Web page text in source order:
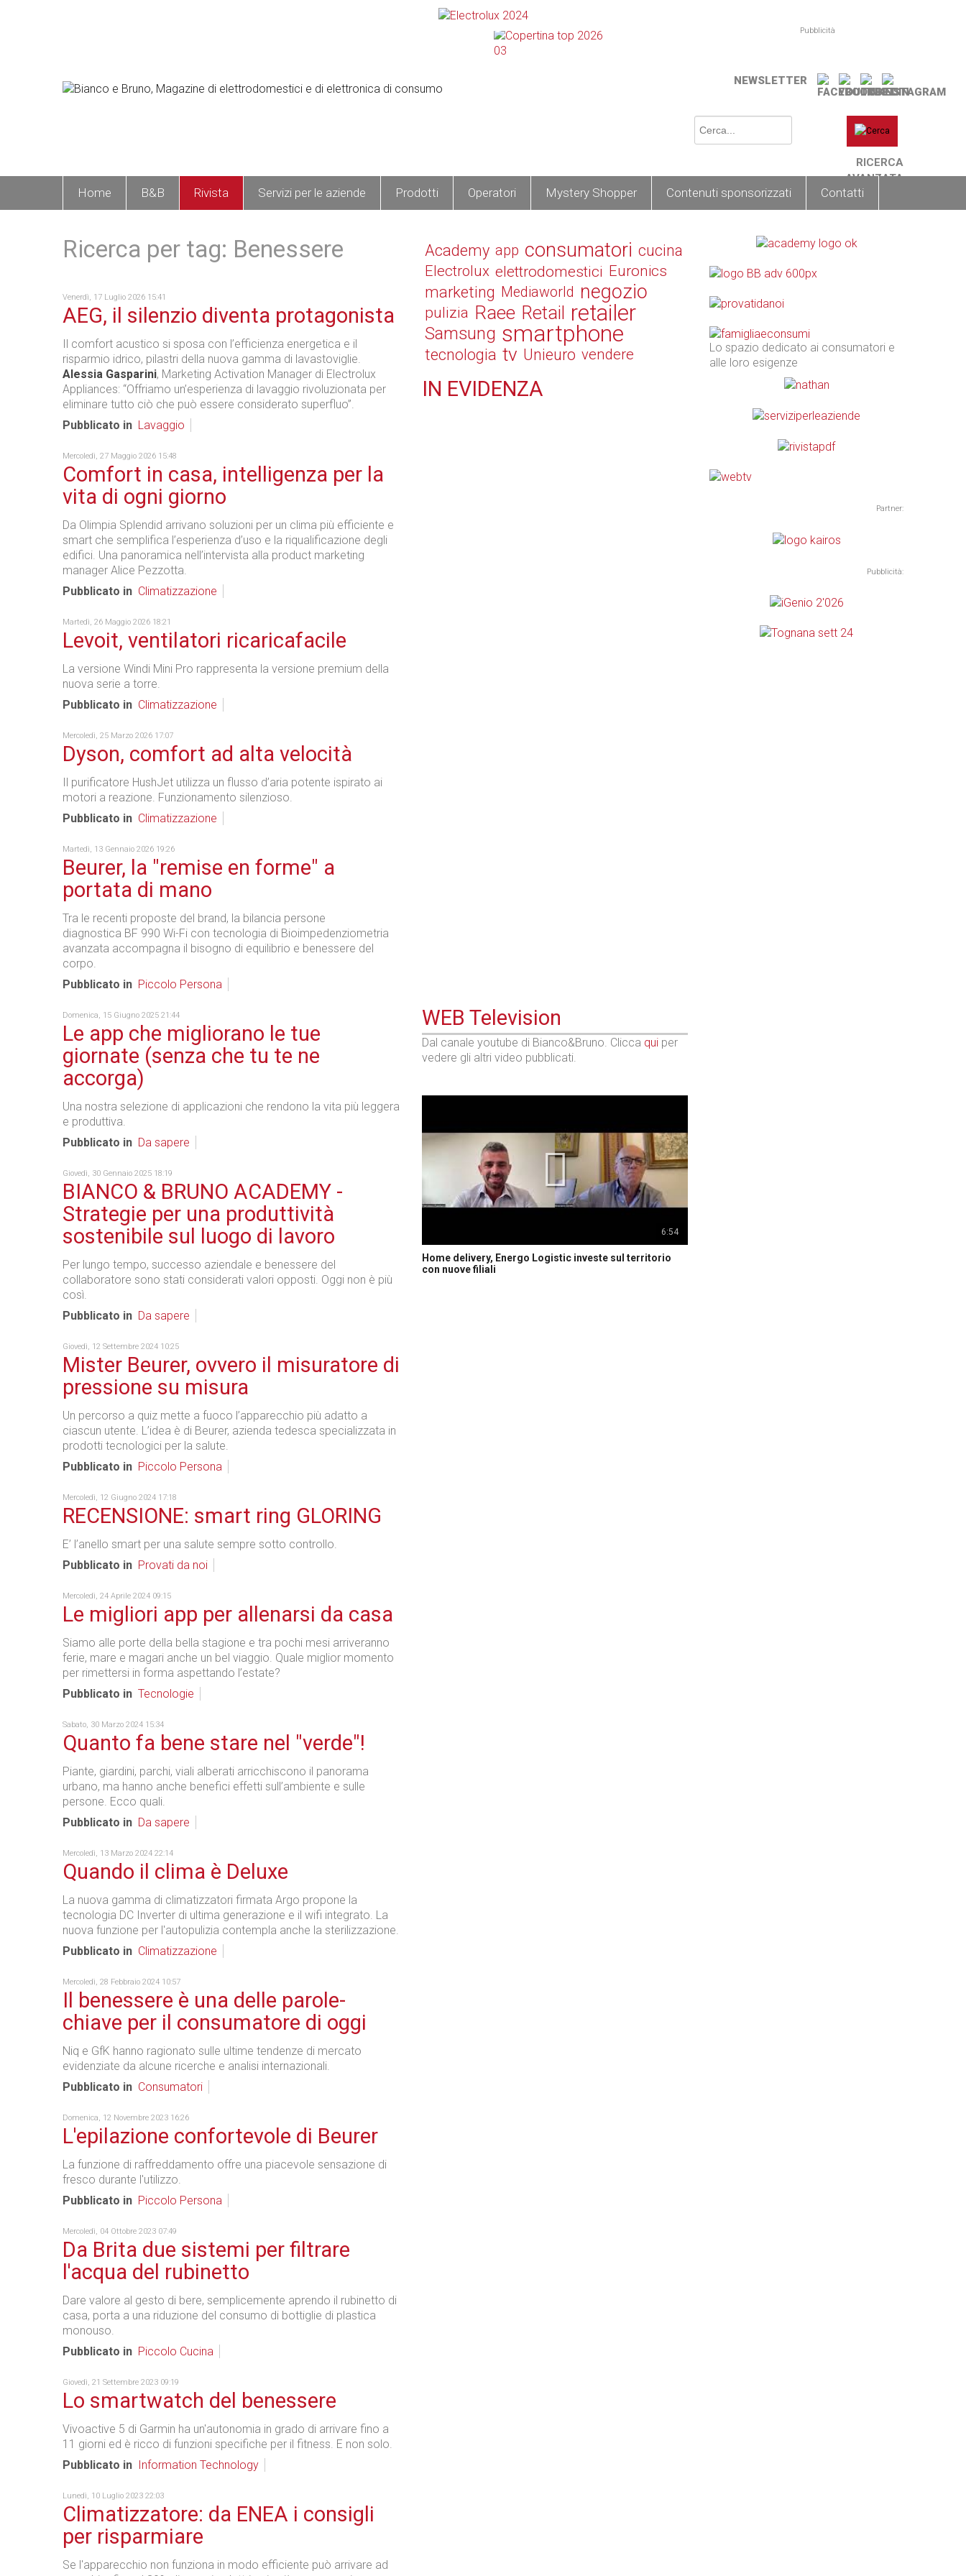
Pubblicità
NEWSLETTER
RICERCA
AVANZATA
Home B&B Rivista Servizi per le aziende Prodotti Operatori Mystery Shopper Contenuti sponsorizzati Contatti
Ricerca per tag: Benessere
Venerdì, 17 Luglio 2026 15:41
AEG, il silenzio diventa protagonista
Il comfort acustico si sposa con l’efficienza energetica e il
risparmio idrico, pilastri della nuova gamma di lavastoviglie.
Alessia Gasparini, Marketing Activation Manager di Electrolux
Appliances: “Offriamo un’esperienza di lavaggio rivoluzionata per
eliminare tutto ciò che può essere considerato superfluo”.
Pubblicato in Lavaggio
Mercoledì, 27 Maggio 2026 15:48
Comfort in casa, intelligenza per la
vita di ogni giorno
Da Olimpia Splendid arrivano soluzioni per un clima più efficiente e
smart che semplifica l’esperienza d’uso e la riqualificazione degli
edifici. Una panoramica nell’intervista alla product marketing
manager Alice Pezzotta.
Pubblicato in Climatizzazione
Martedì, 26 Maggio 2026 18:21
Levoit, ventilatori ricaricafacile
La versione Windi Mini Pro rappresenta la versione premium della
nuova serie a torre.
Pubblicato in Climatizzazione
Mercoledì, 25 Marzo 2026 17:07
Dyson, comfort ad alta velocità
Il purificatore HushJet utilizza un flusso d’aria potente ispirato ai
motori a reazione. Funzionamento silenzioso.
Pubblicato in Climatizzazione
Martedì, 13 Gennaio 2026 19:26
Beurer, la "remise en forme" a
portata di mano
Tra le recenti proposte del brand, la bilancia persone
diagnostica BF 990 Wi-Fi con tecnologia di Bioimpedenziometria
avanzata accompagna il bisogno di equilibrio e benessere del
corpo.
Pubblicato in Piccolo Persona
Domenica, 15 Giugno 2025 21:44
Le app che migliorano le tue
giornate (senza che tu te ne
accorga)
Una nostra selezione di applicazioni che rendono la vita più leggera
e produttiva.
Pubblicato in Da sapere
Giovedì, 30 Gennaio 2025 18:19
BIANCO & BRUNO ACADEMY -
Strategie per una produttività
sostenibile sul luogo di lavoro
Per lungo tempo, successo aziendale e benessere del
collaboratore sono stati considerati valori opposti. Oggi non è più
così.
Pubblicato in Da sapere
Giovedì, 12 Settembre 2024 10:25
Mister Beurer, ovvero il misuratore di
pressione su misura
Un percorso a quiz mette a fuoco l’apparecchio più adatto a
ciascun utente. L’idea è di Beurer, azienda tedesca specializzata in
prodotti tecnologici per la salute.
Pubblicato in Piccolo Persona
Mercoledì, 12 Giugno 2024 17:18
RECENSIONE: smart ring GLORING
E’ l’anello smart per una salute sempre sotto controllo.
Pubblicato in Provati da noi
Mercoledì, 24 Aprile 2024 09:15
Le migliori app per allenarsi da casa
Siamo alle porte della bella stagione e tra pochi mesi arriveranno
ferie, mare e magari anche un bel viaggio. Quale miglior momento
per rimettersi in forma aspettando l’estate?
Pubblicato in Tecnologie
Sabato, 30 Marzo 2024 15:34
Quanto fa bene stare nel "verde"!
Piante, giardini, parchi, viali alberati arricchiscono il panorama
urbano, ma hanno anche benefici effetti sull’ambiente e sulle
persone. Ecco quali.
Pubblicato in Da sapere
Mercoledì, 13 Marzo 2024 22:14
Quando il clima è Deluxe
La nuova gamma di climatizzatori firmata Argo propone la
tecnologia DC Inverter di ultima generazione e il wifi integrato. La
nuova funzione per l'autopulizia contempla anche la sterilizzazione.
Pubblicato in Climatizzazione
Mercoledì, 28 Febbraio 2024 10:57
Il benessere è una delle parole-
chiave per il consumatore di oggi
Niq e GfK hanno ragionato sulle ultime tendenze di mercato
evidenziate da alcune ricerche e analisi internazionali.
Pubblicato in Consumatori
Domenica, 12 Novembre 2023 16:26
L'epilazione confortevole di Beurer
La funzione di raffreddamento offre una piacevole sensazione di
fresco durante l'utilizzo.
Pubblicato in Piccolo Persona
Mercoledì, 04 Ottobre 2023 07:49
Da Brita due sistemi per filtrare
l'acqua del rubinetto
Dare valore al gesto di bere, semplicemente aprendo il rubinetto di
casa, porta a una riduzione del consumo di bottiglie di plastica
monouso.
Pubblicato in Piccolo Cucina
Giovedì, 21 Settembre 2023 09:19
Lo smartwatch del benessere
Vivoactive 5 di Garmin ha un'autonomia in grado di arrivare fino a
11 giorni ed è ricco di funzioni specifiche per il fitness. E non solo.
Pubblicato in
Information Technology
Lunedì, 10 Luglio 2023 22:03
Climatizzatore: da ENEA i consigli
per risparmiare
Se l'apparecchio non funziona in modo efficiente può arrivare ad
Academy app consumatori cucina
Electrolux elettrodomestici Euronics
marketing Mediaworld negozio
pulizia Raee Retail retailer
Samsung smartphone
tecnologia tv Unieuro vendere
IN EVIDENZA
WEB Television
Dal canale youtube di Bianco&Bruno. Clicca qui per
vedere gli altri video pubblicati.
6:54
Home delivery, Energo Logistic investe sul territorio
con nuove filiali
Lo spazio dedicato ai consumatori e
alle loro esigenze
Partner:
Pubblicità: